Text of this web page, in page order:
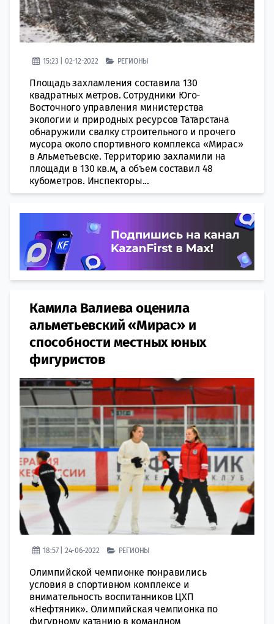
15:23 | 02-12-2022 РЕГИОНЫ
Площадь захламления составила 130
квадратных метров. Сотрудники Юго-
Восточного управления министерства
экологии и природных ресурсов Татарстана
обнаружили свалку строительного и прочего
мусора около спортивного комплекса «Мирас»
в Альметьевске. Территорию захламили на
площади в 130 кв.м, а объем составил 48
кубометров. Инспекторы...
Камила Валиева оценила
альметьевский «Мирас» и
способности местных юных
фигуристов
18:57 | 24-06-2022 РЕГИОНЫ
Олимпийской чемпионке понравились
условия в спортивном комплексе и
внимательность воспитанников ЦХП
«Нефтяник». Олимпийская чемпионка по
фигурному катанию в командном